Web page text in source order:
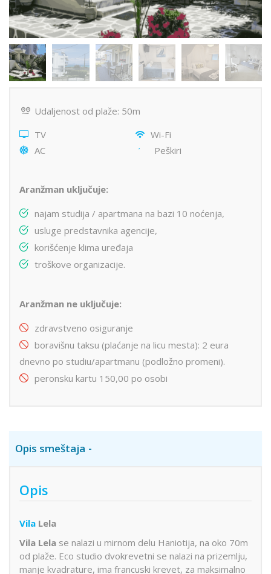
Udaljenost od plaže: 50m
TV
Wi-Fi
AC
Peškiri
Aranžman uključuje:
najam studija / apartmana na bazi 10 noćenja,
usluge predstavnika agencije,
korišćenje klima uređaja
troškove organizacije.
Aranžman ne uključuje:
zdravstveno osiguranje
boravišnu taksu (plaćanje na licu mesta): 2 eura
dnevno po studiu/apartmanu (podložno promeni).
peronsku kartu 150,00 po osobi
Opis smeštaja
Opis
Vila Lela
Vila Lela se nalazi u mirnom delu Haniotija, na oko 70m
od plaže. Eco studio dvokrevetni se nalazi na prizemlju,
manje kvadrature, ima francuski krevet, za maksimalno